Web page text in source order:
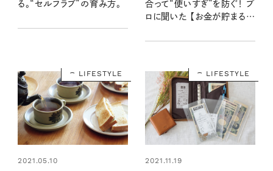
る。“セルフラブ”の育み方。
合って“使いすぎ”を防ぐ！ プ
ロに聞いた 【お金が貯まる暮
LIFESTYLE
2021.05.10
LIFESTYLE
2021.11.19